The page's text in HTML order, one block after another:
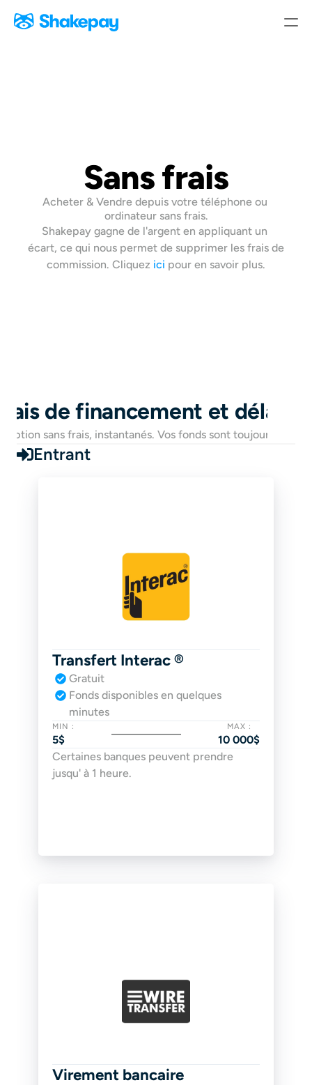
Entreprise
Achats récurrents à écart de 0 $
Compte en dollars
USDC
Communauté
Sécurité
Sans frais
Acheter & Vendre depuis votre téléphone ou
ordinateur sans frais.
Shakepay gagne de l'argent en appliquant un
écart, ce qui nous permet de supprimer les frais de
commission. Cliquez ici pour en savoir plus.
de financement et délais
sans frais, instantanés. Vos fonds sont toujours
Entrant
Transfert Interac ®
Gratuit
Fonds disponibles en quelques
minutes
MIN :
5$
MAX :
10 000$
Certaines banques peuvent prendre
jusqu' à 1 heure.
Virement bancaire